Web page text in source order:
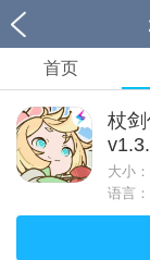
首页
杖
大小：
语言